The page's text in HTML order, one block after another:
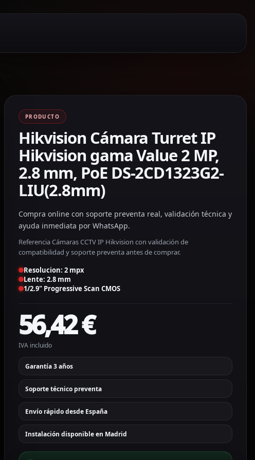
PRODUCTO
Hikvision Cámara Turret IP
Hikvision gama Value 2 MP,
2.8 mm, PoE DS-2CD1323G2-
LIU(2.8mm)
Compra online con soporte preventa real, validación técnica y
ayuda inmediata por WhatsApp.
Referencia Cámaras CCTV IP Hikvision con validación de
compatibilidad y soporte preventa antes de comprar.
Resolucion: 2 mpx
Lente: 2.8 mm
1/2.9" Progressive Scan CMOS
56,42€
IVA incluido
Garantía 3 años
Soporte técnico preventa
Envío rápido desde España
Instalación disponible en Madrid